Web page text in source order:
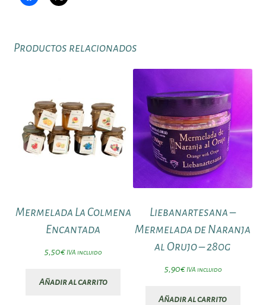
Productos relacionados
Mermelada La Colmena
Encantada
5,50€ IVA incluido
Añadir al carrito
Liebanartesana –
Mermelada de Naranja
al Orujo – 280g
5,90€ IVA incluido
Añadir al carrito